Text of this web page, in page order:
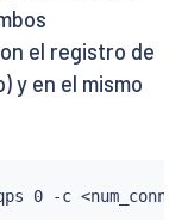
el registro de
y en el mismo
0 -c <